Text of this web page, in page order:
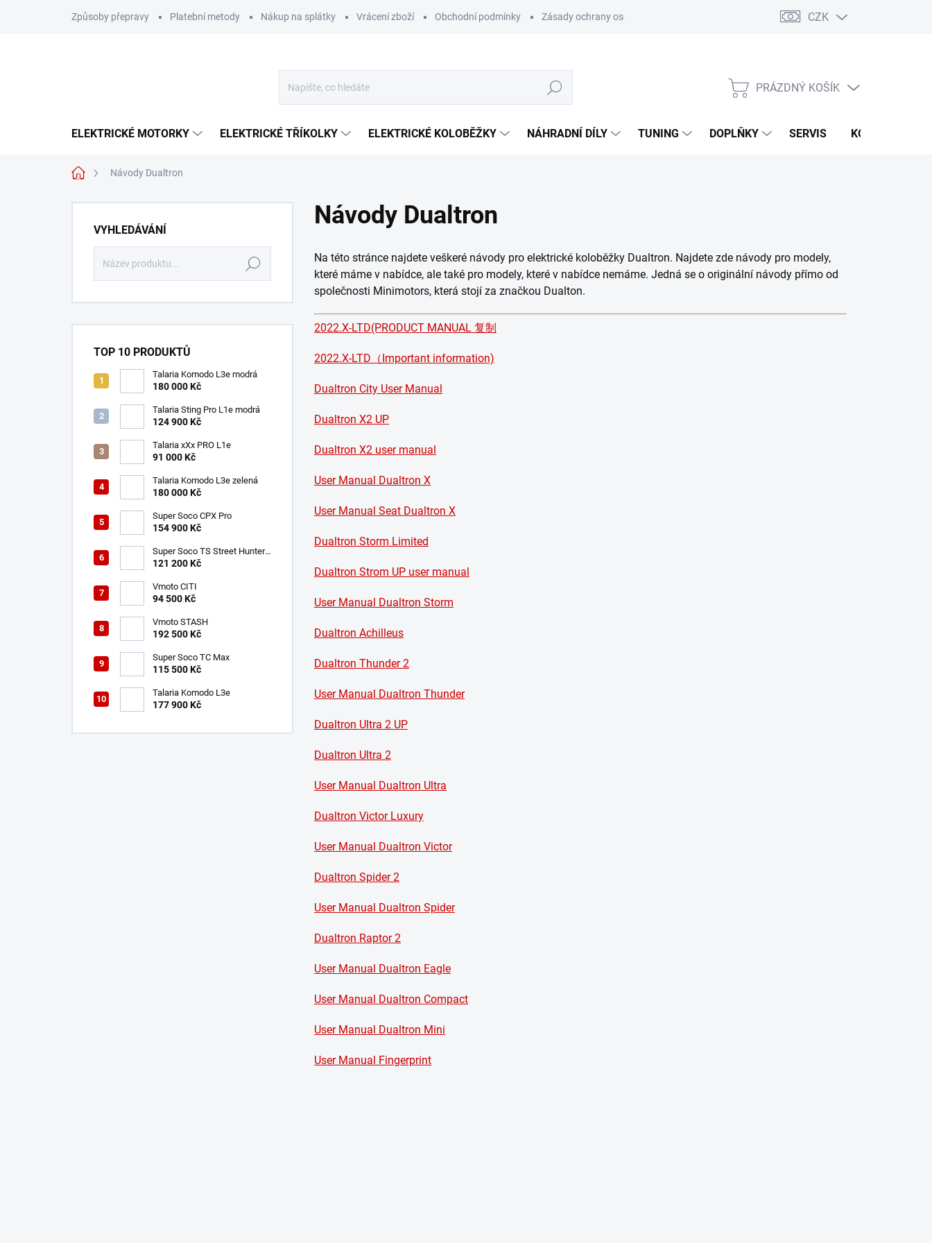
Způsoby přepravy Platební metody Nákup na splátky Vrácení zboží Obchodní podmínky Zásady ochrany osobních údajů Zpětný odběr vysloužilých elektrozařízení
CZK
Hledat
NÁKUPNÍ
PRÁZDNÝ KOŠÍK
ELEKTRICKÉ MOTORKY ELEKTRICKÉ TŘÍKOLKY ELEKTRICKÉ KOLOBĚŽKY NÁHRADNÍ DÍLY TUNING DOPLŇKY SERVIS KONTAKTY
Domů Návody Dualtron
P
n
í
VYHLEDÁVÁNÍ
Hledat
TOP 10 PRODUKTŮ
Talaria Komodo L3e modrá
180 000 Kč
Talaria Sting Pro L1e modrá
124 900 Kč
Talaria xXx PRO L1e
91 000 Kč
Talaria Komodo L3e zelená
180 000 Kč
Super Soco CPX Pro
154 900 Kč
Super Soco TS Street Hunter
Pro
121 200 Kč
Vmoto CITI
94 500 Kč
Vmoto STASH
192 500 Kč
Super Soco TC Max
115 500 Kč
Talaria Komodo L3e
177 900 Kč
Návody Dualtron
Na této stránce najdete veškeré návody pro elektrické koloběžky Dualtron. Najdete zde návody pro modely,
které máme v nabídce, ale také pro modely, které v nabídce nemáme. Jedná se o originální návody přímo od
společnosti Minimotors, která stojí za značkou Dualton.
2022.X-LTD(PRODUCT MANUAL 复制
2022.X-LTD（Important information)
Dualtron City User Manual
Dualtron X2 UP
Dualtron X2 user manual
User Manual Dualtron X
User Manual Seat Dualtron X
Dualtron Storm Limited
Dualtron Strom UP user manual
User Manual Dualtron Storm
Dualtron Achilleus
Dualtron Thunder 2
User Manual Dualtron Thunder
Dualtron Ultra 2 UP
Dualtron Ultra 2
User Manual Dualtron Ultra
Dualtron Victor Luxury
User Manual Dualtron Victor
Dualtron Spider 2
User Manual Dualtron Spider
Dualtron Raptor 2
User Manual Dualtron Eagle
User Manual Dualtron Compact
User Manual Dualtron Mini
User Manual Fingerprint